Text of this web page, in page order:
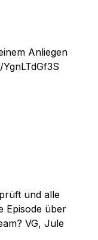
Anliegen
und alle
Episode über
VG, Jule